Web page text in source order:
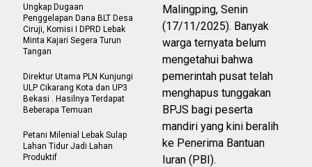
Malingping, Senin
(17/11/2025). Banyak
warga ternyata belum
mengetahui bahwa
pemerintah pusat telah
menghapus tunggakan
BPJS bagi peserta
mandiri yang kini beralih
ke Penerima Bantuan
Iuran (PBI).
Ungkap Dugaan
Penggelapan Dana BLT Desa
Ciruji, Komisi I DPRD Lebak
Minta Kajari Segera Turun
Tangan
Direktur Utama PLN Kunjungi
ULP Cikarang Kota dan UP3
Bekasi . Hasilnya Terdapat
Beberapa Temuan
Petani Milenial Lebak Sulap
Lahan Tidur Jadi Lahan
Produktif